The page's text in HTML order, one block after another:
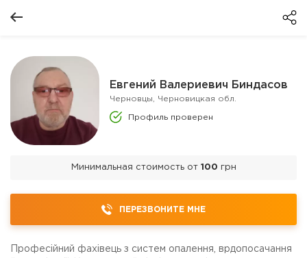
Евгений Валериевич Биндасов
Черновцы, Черновицкая обл.
Профиль проверен
Минимальная стоимость от 100 грн
ПЕРЕЗВОНИТЕ МНЕ
Професійний фахівець з систем опалення, врдопосачання